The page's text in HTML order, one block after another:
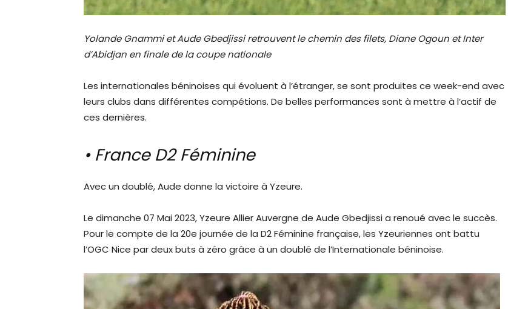
Yolande Gnammi et Aude Gbedjissi retrouvent le chemin des filets, Diane Ogoun et Inter
d’Abidjan en finale de la coupe nationale
Les internationales béninoises qui évoluent à l’étranger, se sont produites ce week-end avec
leurs clubs dans différentes compétions. De belles performances sont à mettre à l’actif de
ces dernières.
• France D2 Féminine
Avec un doublé, Aude donne la victoire à Yzeure.
Le dimanche 07 Mai 2023, Yzeure Allier Auvergne de Aude Gbedjissi a renoué avec le succès.
Pour le compte de la 20e journée de la D2 Féminine française, les Yzeuriennes ont battu
l’OGC Nice par deux buts à zéro grâce à un doublé de l’Internationale béninoise.